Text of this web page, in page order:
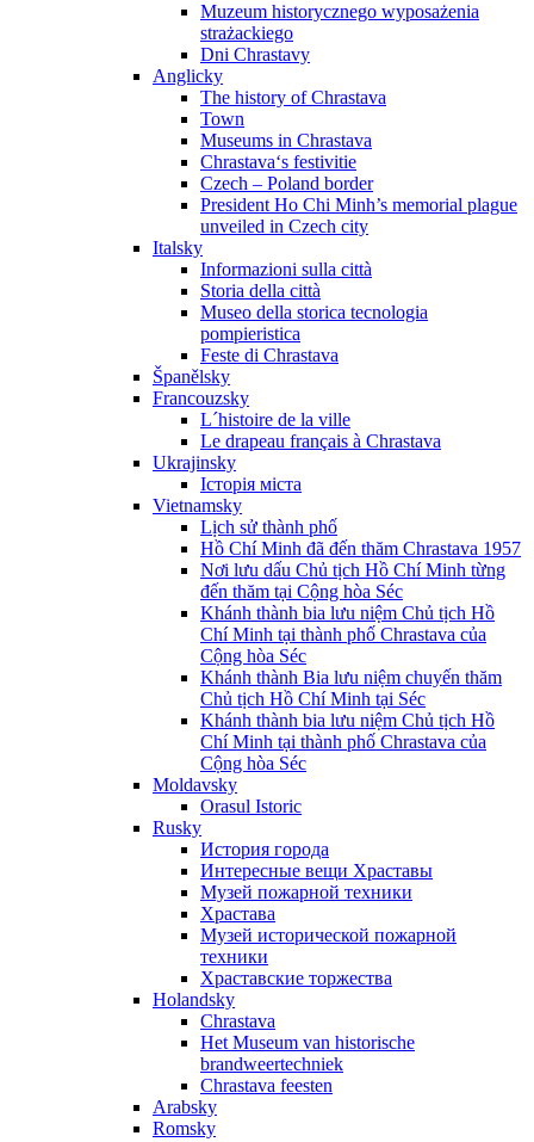
Muzeum historycznego wyposażenia
strażackiego
Dni Chrastavy
Anglicky
The history of Chrastava
Town
Museums in Chrastava
Chrastava‘s festivitie
Czech – Poland border
President Ho Chi Minh’s memorial plague
unveiled in Czech city
Italsky
Informazioni sulla città
Storia della città
Museo della storica tecnologia
pompieristica
Feste di Chrastava
Španělsky
Francouzsky
L´histoire de la ville
Le drapeau français à Chrastava
Ukrajinsky
Історія міста
Vietnamsky
Lịch sử thành phố
Hồ Chí Minh đã đến thăm Chrastava 1957
Nơi lưu dấu Chủ tịch Hồ Chí Minh từng
đến thăm tại Cộng hòa Séc
Khánh thành bia lưu niệm Chủ tịch Hồ
Chí Minh tại thành phố Chrastava của
Cộng hòa Séc
Khánh thành Bia lưu niệm chuyến thăm
Chủ tịch Hồ Chí Minh tại Séc
Khánh thành bia lưu niệm Chủ tịch Hồ
Chí Minh tại thành phố Chrastava của
Cộng hòa Séc
Moldavsky
Orasul Istoric
Rusky
История города
Интересные вещи Храставы
Музей пожарной техники
Храстава
Музей исторической пожарной
техники
Храставские торжества
Holandsky
Chrastava
Het Museum van historische
brandweertechniek
Chrastava feesten
Arabsky
Romsky